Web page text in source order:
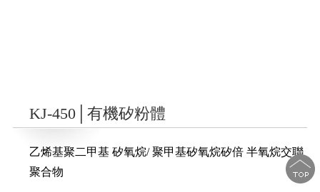
KJ-450│有機矽粉體
乙烯基聚二甲基 矽氧烷/ 聚甲基矽氧烷矽倍 半氧烷交聯
聚合物